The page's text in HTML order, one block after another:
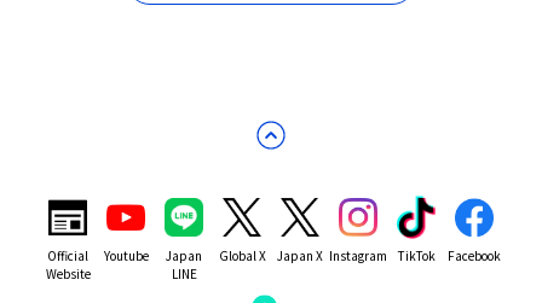
Official
Website
Youtube
Japan
LINE
Global X Japan X Instagram TikTok Facebook